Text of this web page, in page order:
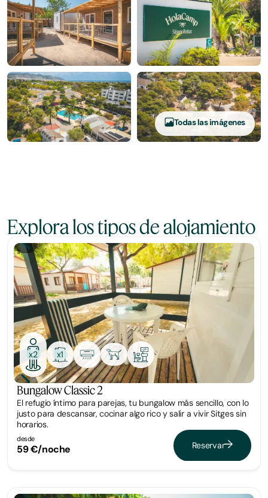
Todas las imágenes
Explora los tipos de alojamiento
Bungalow
x2 x1
Bungalow Classic 2
El refugio íntimo para parejas, tu bungalow más sencillo, con lo
justo para descansar, cocinar algo rico y salir a vivir Sitges sin
horarios.
desde
59 €/noche Reservar